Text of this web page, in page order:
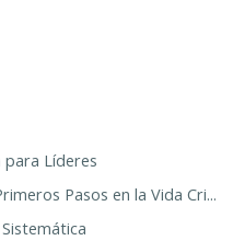
para Líderes
Pasos en la Vida Cri...